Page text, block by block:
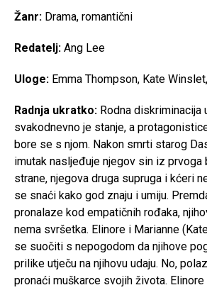
Žanr: Drama, romantični
Redatelj: Ang Lee
Uloge: Emma Thompson, Kate
Radnja ukratko: Rodna diskriminacija
svakodnevno je stanje, a
bore se s njom. Nakon smrti starog
imutak nasljeđuje njegov sin iz prvoga
strane, njegova druga supruga i kćeri
se snaći kako god znaju i umiju.
pronalaze kod empatičnih rođaka,
nema svršetka. Elinore i Marianne
se suočiti s nepogodom da njihove
prilike utječu na njihovu udaju. No,
pronaći muškarce svojih života.